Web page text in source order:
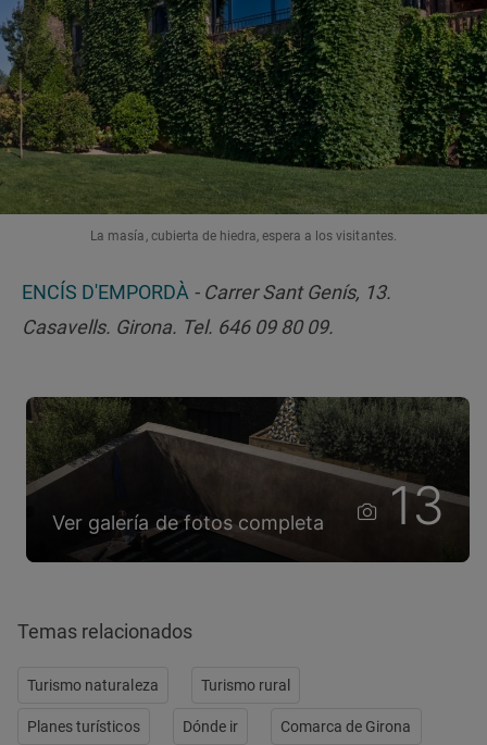
La masía, cubierta de hiedra, espera a los visitantes.
ENCÍS D'EMPORDÀ - Carrer Sant Genís, 13.
Casavells. Girona. Tel. 646 09 80 09.
Ver galería de fotos completa 13
Temas relacionados
Turismo naturaleza Turismo rural
Planes turísticos Dónde ir Comarca de Girona